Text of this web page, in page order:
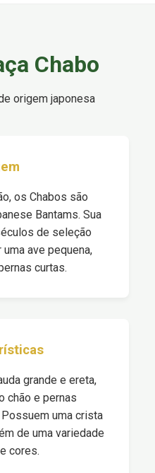
Chabo
origem japonesa
os Chabos são
Bantams. Sua
de seleção
ave pequena,
curtas.
grande e ereta,
chão e pernas
uma crista
de uma variedade
cores.